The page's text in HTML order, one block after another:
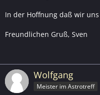
In der Hoffnung daß wir
Freundlichen Gruß, Sven
Wolfgang
Meister im Astrotreff